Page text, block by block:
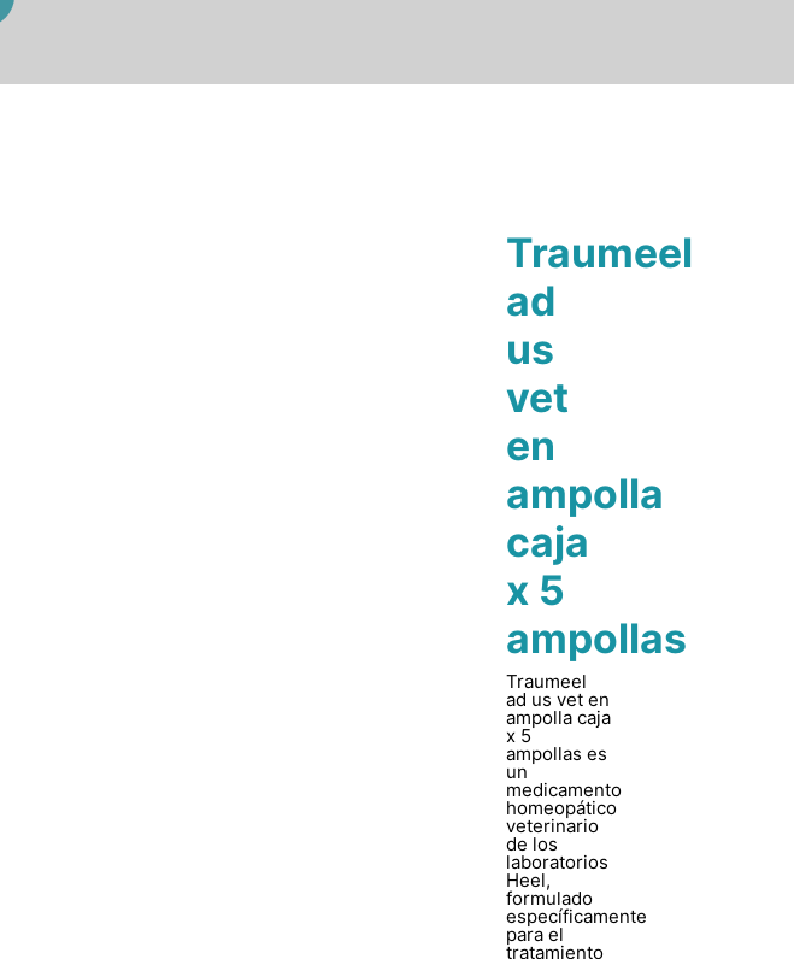
Traumeel
ad
us
vet
en
ampolla
caja
x 5
ampollas
Traumeel
ad us vet en
ampolla caja
x 5
ampollas es
un
medicamento
homeopático
veterinario
de los
laboratorios
Heel,
formulado
específicamente
para el
tratamiento